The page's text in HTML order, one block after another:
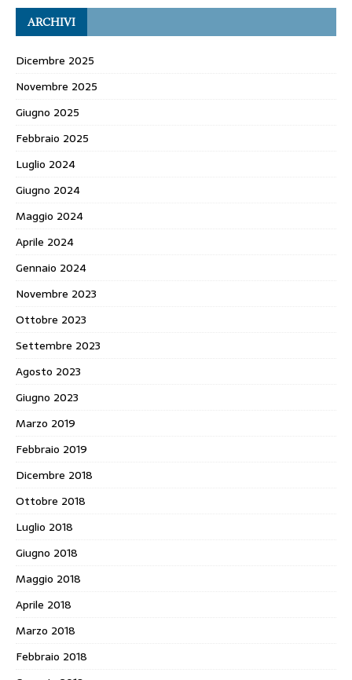
ARCHIVI
Dicembre 2025
Novembre 2025
Giugno 2025
Febbraio 2025
Luglio 2024
Giugno 2024
Maggio 2024
Aprile 2024
Gennaio 2024
Novembre 2023
Ottobre 2023
Settembre 2023
Agosto 2023
Giugno 2023
Marzo 2019
Febbraio 2019
Dicembre 2018
Ottobre 2018
Luglio 2018
Giugno 2018
Maggio 2018
Aprile 2018
Marzo 2018
Febbraio 2018